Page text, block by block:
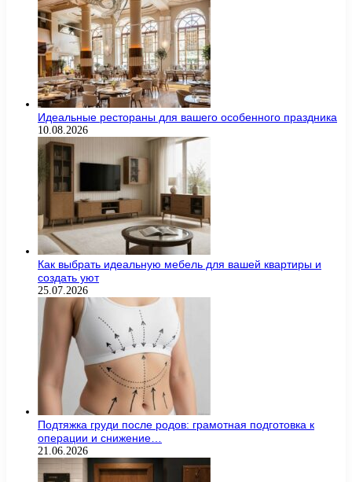
Идеальные рестораны для вашего особенного праздника
10.08.2026
Как выбрать идеальную мебель для вашей квартиры и
создать уют
25.07.2026
Подтяжка груди после родов: грамотная подготовка к
операции и снижение…
21.06.2026